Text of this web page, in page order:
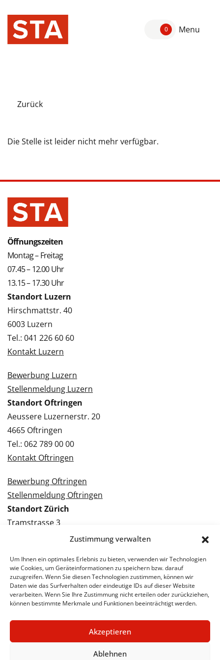
Zustimmung verwalten
Um Ihnen ein optimales Erlebnis zu bieten, verwenden wir Technologien
wie Cookies, um Geräteinformationen zu speichern bzw. darauf
zuzugreifen. Wenn Sie diesen Technologien zustimmen, können wir
Daten wie das Surfverhalten oder eindeutige IDs auf dieser Website
verarbeiten. Wenn Sie Ihre Zustimmung nicht erteilen oder zurückziehen,
können bestimmte Merkmale und Funktionen beeinträchtigt werden.
Akzeptieren
Ablehnen
0 Menu
Zurück
Die Stelle ist leider nicht mehr verfügbar.
Öffnungszeiten
Montag – Freitag
07.45 – 12.00 Uhr
13.15 – 17.30 Uhr
Standort Luzern
Hirschmattstr. 40
6003 Luzern
Tel.: 041 226 60 60
Kontakt Luzern
Bewerbung Luzern
Stellenmeldung Luzern
Standort Oftringen
Aeussere Luzernerstr. 20
4665 Oftringen
Tel.: 062 789 00 00
Kontakt Oftringen
Bewerbung Oftringen
Stellenmeldung Oftringen
Standort Zürich
Tramstrasse 3
Kontakt Zürich
Bewerbung Zürich
Stellenmeldung Zürich